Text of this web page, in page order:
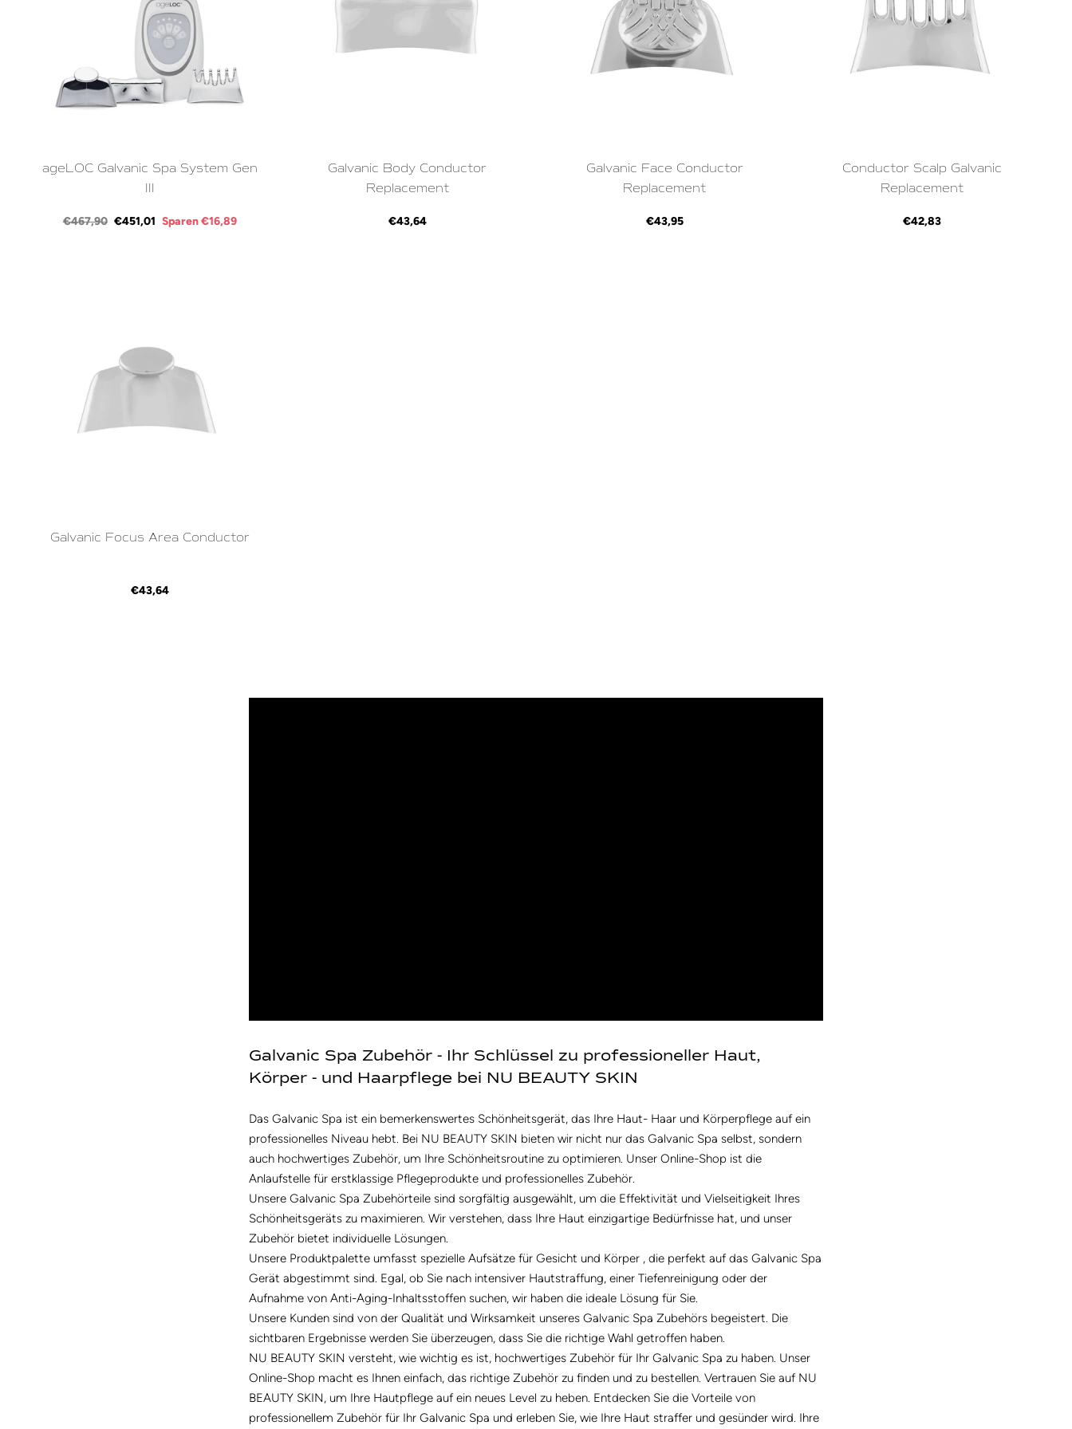
ageLOC Galvanic Spa System Gen
Normaler
€467,90 Sonderpreis
€451,01 Sparen €16,89
Galvanic Body Conductor
Replacement
€43,64
Galvanic Face Conductor
Replacement
€43,95
Conductor Scalp Galvanic
Replacement
€42,83
Galvanic Focus Area Conductor
€43,64
Galvanic Spa Zubehör - Ihr Schlüssel zu professioneller Haut,
Körper - und Haarpflege bei NU BEAUTY SKIN
Das Galvanic Spa ist ein bemerkenswertes Schönheitsgerät, das Ihre Haut- Haar und Körperpflege auf ein
professionelles Niveau hebt. Bei NU BEAUTY SKIN bieten wir nicht nur das Galvanic Spa selbst, sondern
auch hochwertiges Zubehör, um Ihre Schönheitsroutine zu optimieren. Unser Online-Shop ist die
Anlaufstelle für erstklassige Pflegeprodukte und professionelles Zubehör.
Unsere Galvanic Spa Zubehörteile sind sorgfältig ausgewählt, um die Effektivität und Vielseitigkeit Ihres
Schönheitsgeräts zu maximieren. Wir verstehen, dass Ihre Haut einzigartige Bedürfnisse hat, und unser
Zubehör bietet individuelle Lösungen.
Unsere Produktpalette umfasst spezielle Aufsätze für Gesicht und Körper , die perfekt auf das Galvanic Spa
Gerät abgestimmt sind. Egal, ob Sie nach intensiver Hautstraffung, einer Tiefenreinigung oder der
Aufnahme von Anti-Aging-Inhaltsstoffen suchen, wir haben die ideale Lösung für Sie.
Unsere Kunden sind von der Qualität und Wirksamkeit unseres Galvanic Spa Zubehörs begeistert. Die
sichtbaren Ergebnisse werden Sie überzeugen, dass Sie die richtige Wahl getroffen haben.
NU BEAUTY SKIN versteht, wie wichtig es ist, hochwertiges Zubehör für Ihr Galvanic Spa zu haben. Unser
Online-Shop macht es Ihnen einfach, das richtige Zubehör zu finden und zu bestellen. Vertrauen Sie auf NU
BEAUTY SKIN, um Ihre Hautpflege auf ein neues Level zu heben. Entdecken Sie die Vorteile von
professionellem Zubehör für Ihr Galvanic Spa und erleben Sie, wie Ihre Haut straffer und gesünder wird. Ihre